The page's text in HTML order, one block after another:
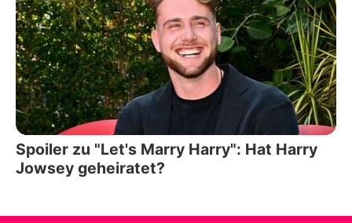
Spoiler zu "Let's Marry Harry": Hat Harry
Jowsey geheiratet?